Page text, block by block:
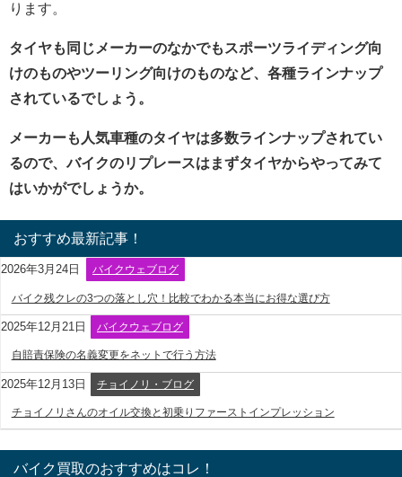
ります。
タイヤも同じメーカーのなかでもスポーツライディング向
けのものやツーリング向けのものなど、各種ラインナップ
されているでしょう。
メーカーも人気車種のタイヤは多数ラインナップされてい
るので、バイクのリプレースはまずタイヤからやってみて
はいかがでしょうか。
おすすめ最新記事！
2026年3月24日 バイクウェブログ
バイク残クレの3つの落とし穴！比較でわかる本当にお得な選び方
2025年12月21日 バイクウェブログ
自賠責保険の名義変更をネットで行う方法
2025年12月13日 チョイノリ・ブログ
チョイノリさんのオイル交換と初乗りファーストインプレッション
バイク買取のおすすめはコレ！